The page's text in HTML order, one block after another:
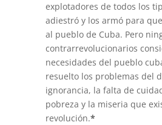
explotadores de todos los
adiestró y los armó para
al pueblo de Cuba. Pero
contrarrevolucionarios
necesidades del pueblo
resuelto los problemas del
ignorancia, la falta de
pobreza y la miseria que
revolución.*